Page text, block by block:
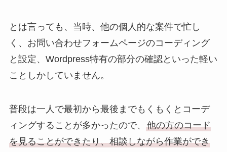
とは言っても、当時、他の個人的な案件で忙し
く、お問い合わせフォームページのコーディング
と設定、Wordpress特有の部分の確認といった軽い
ことしかしていません。
普段は一人で最初から最後までもくもくとコーデ
ィングすることが多かったので、 他の方のコード
を見ることができたり、相談しながら作業ができ